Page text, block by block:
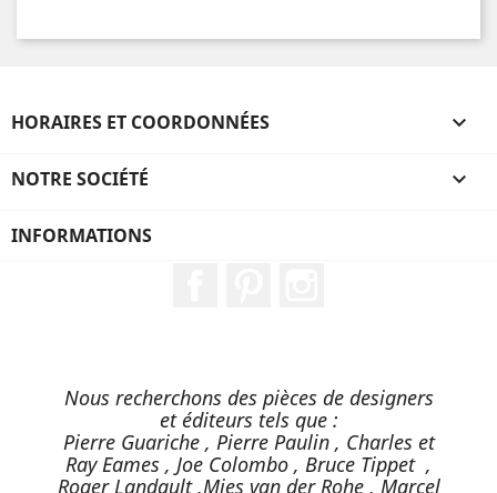
HORAIRES ET COORDONNÉES 
NOTRE SOCIÉTÉ 
INFORMATIONS
Nous recherchons des pièces de designers
et éditeurs tels que :
Pierre Guariche , Pierre Paulin , Charles et
Ray Eames , Joe Colombo , Bruce Tippet ,
Roger Landault ,Mies van der Rohe , Marcel